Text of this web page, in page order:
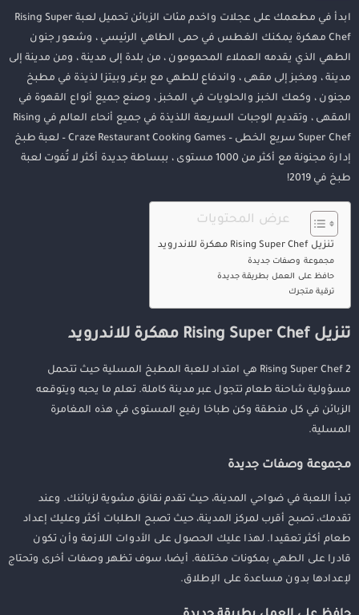
ابدأ في مطعمك على عجلات واخدم مئات الزبائن تحميل لعبة Rising Super
Chef مهكرة يمكنك الغطس في حمى الطاهي الرئيسي ، وشعور جنون
الطهي الذي يقدمه العملاء المحمومون ، من بلدة إلى مدينة ، ومن مدينة إلى
مدينة ، ومخبز إلى مقهى ، واندفاع للطهي مع برغر وبيتزا لذيذة في مطبخ
مجنون ، وكعك الخبز والحلويات في المخبز ، وصنع جميع أنواع القهوة في
المقهى ، وتقديم الوجبات السريعة اللذيذة في جميع أنحاء العالم في Rising
Super Chef سريع الخطى – Craze Restaurant Cooking Games – لعبة طبخ
إدارة مجنونة مع أكثر من 1000 مستوى ، ببساطة جديدة أكثر لا تُفوت لعبة
طبخ في 2019!
عرض المحتويات
تنزيل Rising Super Chef مهكرة للاندرويد
مجموعة وصفات جديدة
حافظ على العمل بطريقة جديدة
ترقية متجرك
تنزيل Rising Super Chef مهكرة للاندرويد
Rising Super Chef 2 هي امتداد للعبة المطبخ المسلية حيث تتحمل
مسؤولية شاحنة طعام تتجول عبر مدينة كاملة. تعلم ما يحبه ويتوقعه
الزبائن في كل منطقة وكن طباخا رفيع المستوى في هذه المغامرة
المسلية.
مجموعة وصفات جديدة
تبدأ اللعبة في ضواحي المدينة، حيث تقدم نقانق مشوية لزبائنك. وعند
تقدمك، تصبح أقرب لمركز المدينة، حيث تصبح الطلبات أكثر وعليك إعداد
طعام أكثر تعقيدا. لهذا عليك الحصول على الأدوات اللازمة وأن تكون
قادرا على الطهي بمكونات مختلفة. أيضا، سوف تظهر وصفات أخرى وتحتاج
لإعدادها بدون مساعدة على الإطلاق.